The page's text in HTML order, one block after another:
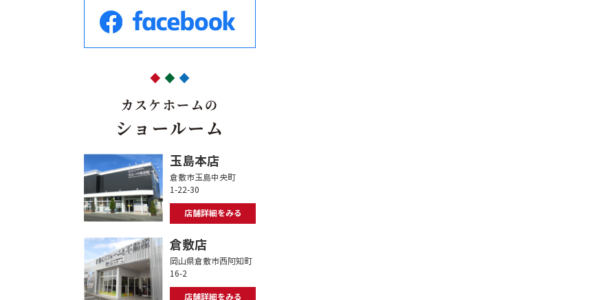
カスケホームの
ショールーム
玉島本店
倉敷市玉島中央町
1-22-30
店舗詳細をみる
倉敷店
岡山県倉敷市西阿知町
16-2
店舗詳細をみる